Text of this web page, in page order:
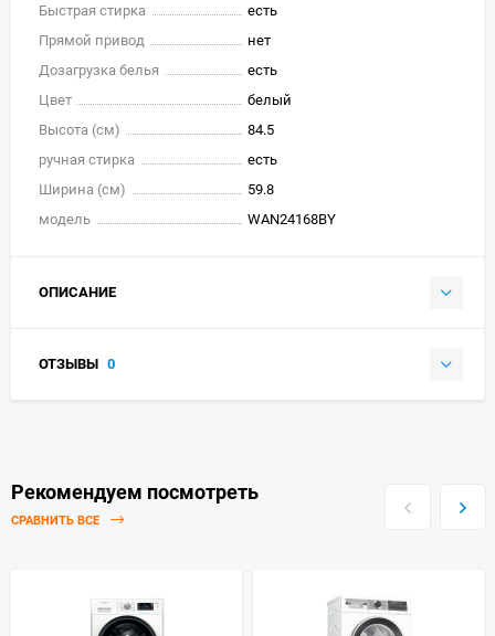
Быстрая стирка
есть
Прямой привод
нет
Дозагрузка белья
есть
Цвет
белый
Высота (см)
84.5
ручная стирка
есть
Ширина (см)
59.8
модель
WAN24168BY
ОПИСАНИЕ
ОТЗЫВЫ 0
Рекомендуем посмотреть
СРАВНИТЬ ВСЕ